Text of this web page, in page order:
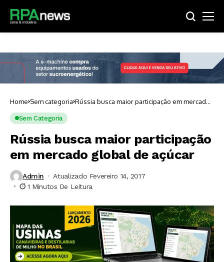
Home Sem categoria Rússia busca maior participação em mercado
Sem Categoria
Rússia busca maior participação
em mercado global de açúcar
Admin
Atualizado Fevereiro 14, 2017
1 Minutos De Leitura